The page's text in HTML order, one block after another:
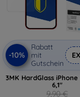
-10%
Rabatt
mit
Gutschein
3MK HardGlass iPhone
6,1"
9,90 €